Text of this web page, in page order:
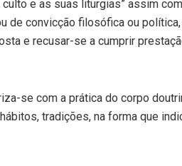
e as suas liturgias” assim
de convicção filosófica ou
e recusar-se a cumprir
se com a prática do corpo
tradições, na forma que